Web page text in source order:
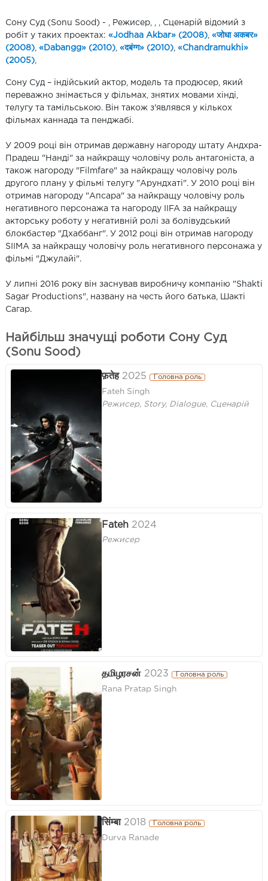
Сону Суд (Sonu Sood) - , Режисер, , , Сценарій відомий з
робіт у таких проектах: «Jodhaa Akbar» (2008) «जोधा अकबर»
(2008) «Dabangg» (2010) «दबंग्ग» (2010) «Chandramukhi»
(2005)
Сону Суд – індійський актор, модель та продюсер, який
переважно знімається у фільмах, знятих мовами хінді,
телугу та тамільською. Він також з'являвся у кількох
фільмах каннада та пенджабі.
У 2009 році він отримав державну нагороду штату Андхра-
Прадеш "Нанді" за найкращу чоловічу роль антагоніста, а
також нагороду "Filmfare" за найкращу чоловічу роль
другого плану у фільмі телугу "Арундхаті". У 2010 році він
отримав нагороду "Апсара" за найкращу чоловічу роль
негативного персонажа та нагороду IIFA за найкращу
акторську роботу у негативній ролі за болівудський
блокбастер "Дхаббанг". У 2012 році він отримав нагороду
SIIMA за найкращу чоловічу роль негативного персонажа у
фільмі "Джулайі".
У липні 2016 року він заснував виробничу компанію "Shakti
Sagar Productions", названу на честь його батька, Шакті
Сагар.
Найбільш значущі роботи Сону Суд
(Sonu Sood)
फ़तेह 2025 Головна роль
Fateh Singh
Режисер, Story, Dialogue, Сценарій
Fateh 2024
Режисер
தமிழரசன் 2023 Головна роль
Rana Pratap Singh
सिंम्बा 2018 Головна роль
Durva Ranade